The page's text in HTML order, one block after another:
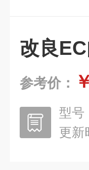
改良
参考价： ￥
型号
更新